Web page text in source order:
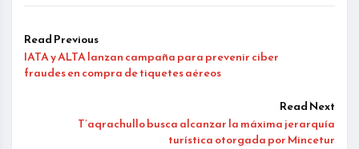
Read Previous
IATA y ALTA lanzan campaña para prevenir ciber
fraudes en compra de tiquetes aéreos
Read Next
T’aqrachullo busca alcanzar la máxima jerarquía
turística otorgada por Mincetur